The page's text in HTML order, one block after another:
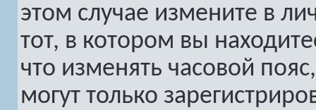
этом случае измените в
тот, в котором вы
что изменять часовой
могут только